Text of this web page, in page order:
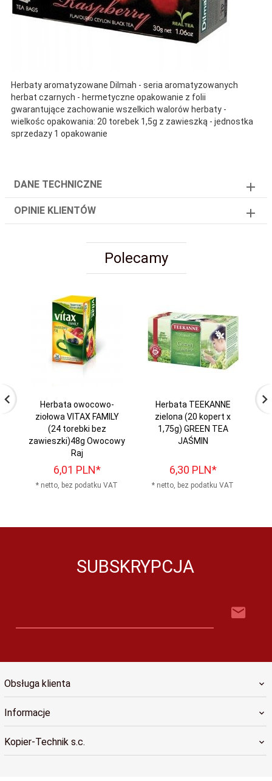
Herbaty aromatyzowane Dilmah - seria aromatyzowanych
herbat czarnych - hermetyczne opakowanie z folii
gwarantujące zachowanie wszelkich walorów herbaty -
wielkośc opakowania: 20 torebek 1,5g z zawieszką - jednostka
sprzedazy 1 opakowanie
DANE TECHNICZNE
OPINIE KLIENTÓW
Polecamy
Herbata owocowo-
ziołowa VITAX FAMILY
(24 torebki bez
zawieszki)48g Owocowy
Raj
6,01 PLN*
* netto, bez podatku VAT
Herbata TEEKANNE
zielona (20 kopert x
1,75g) GREEN TEA
JAŚMIN
6,30 PLN*
* netto, bez podatku VAT
SUBSKRYPCJA
Obsługa klienta
Informacje
Kopier-Technik s.c.